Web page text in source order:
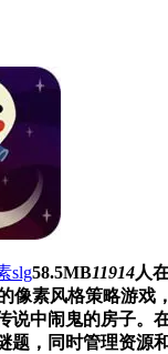
slg58.5MB11914人
像素风格策略游戏
说中闹鬼的房子。
题，同时管理资源